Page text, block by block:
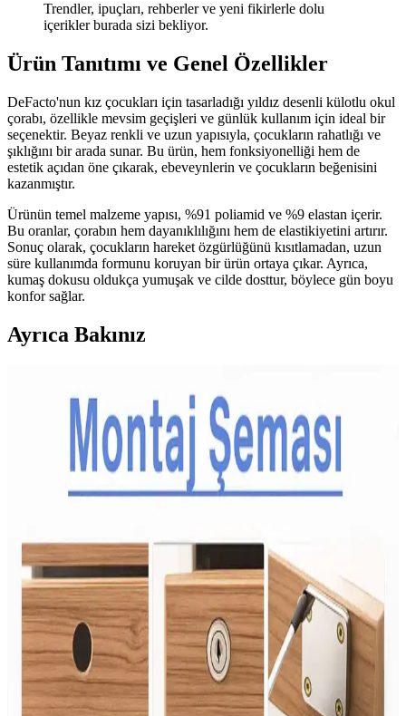
Trendler, ipuçları, rehberler ve yeni fikirlerle dolu
içerikler burada sizi bekliyor.
Ürün Tanıtımı ve Genel Özellikler
DeFacto'nun kız çocukları için tasarladığı yıldız desenli külotlu okul
çorabı, özellikle mevsim geçişleri ve günlük kullanım için ideal bir
seçenektir. Beyaz renkli ve uzun yapısıyla, çocukların rahatlığı ve
şıklığını bir arada sunar. Bu ürün, hem fonksiyonelliği hem de
estetik açıdan öne çıkarak, ebeveynlerin ve çocukların beğenisini
kazanmıştır.
Ürünün temel malzeme yapısı, %91 poliamid ve %9 elastan içerir.
Bu oranlar, çorabın hem dayanıklılığını hem de elastikiyetini artırır.
Sonuç olarak, çocukların hareket özgürlüğünü kısıtlamadan, uzun
süre kullanımda formunu koruyan bir ürün ortaya çıkar. Ayrıca,
kumaş dokusu oldukça yumuşak ve cilde dosttur, böylece gün boyu
konfor sağlar.
Ayrıca Bakınız
Çocuklar İçin Dengeli ve Çeşitli Atıştırmalık Tepsileri
Hazırlama Rehberi
Çocukların spor aktivitelerinde enerji ihtiyacını karşılayan dengeli
atıştırmalık tepsileri; meyve, sebze, protein ve çeşitli lezzetlerle
sağlıklı beslenmeyi destekler. Yaşa göre özelleştirilen seçenekler
ve Ekonomik Gıda Seçenekleri
Artan gıda fiyatları ailelerin beslenme düzenini zorlaştırıyor.
Donmuş sebzeler, kuru baklagiller ve planlı alışverişle sağlıklı,
ekonomik beslenme mümkün hale geliyor. Bu yöntemler gıda
israfını azaltır ve besin çeşitliliğini destekler.
İkea Aktivite Önlüğü: Çocuklar İçin Güvenli ve
Konforlu Kullanım Seçenekleri